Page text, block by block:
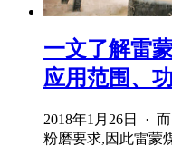
一文了解雷
应用范围、
2018年1月26日 ·
粉磨要求,因此雷蒙